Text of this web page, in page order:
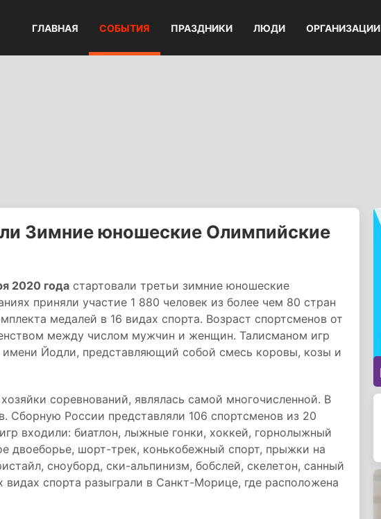
ГЛАВНАЯ СОБЫТИЯ ПРАЗДНИКИ ЛЮДИ ОРГАНИЗАЦИИ
Зимние юношеские Олимпийские
2020 года стартовали третьи зимние юношеские
приняли участие 1 880 человек из более чем 80 стран
медалей в 16 видах спорта. Возраст спортсменов от
между числом мужчин и женщин. Талисманом игр
имени Йодли, представляющий собой смесь коровы, козы и
соревнований, являлась самой многочисленной. В
Сборную России представляли 106 спортсменов из 20
входили: биатлон, лыжные гонки, хоккей, горнолыжный
двоеборье, шорт-трек, конькобежный спорт, прыжки на
сноуборд, ски-альпинизм, бобслей, скелетон, санный
видах спорта разыграли в Санкт-Морице, где расположена